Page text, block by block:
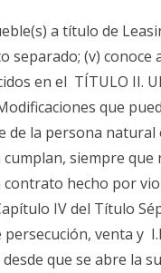
a título de
separado; (v)
en el TÍTULO II.
Modificaciones que
la persona natural
siempre que
hecho por
IV del Título
venta y
que se abre la